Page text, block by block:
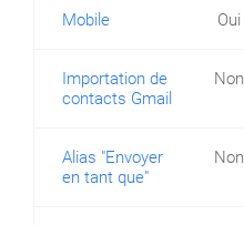
Mobile Oui
Importation de
contacts Gmail
Non
Alias "Envoyer
en tant que"
Non